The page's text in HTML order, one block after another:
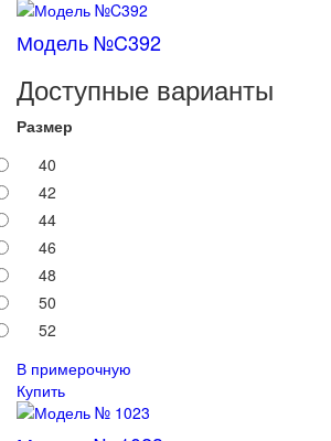
Модель №C392
Доступные варианты
Размер
40
42
44
46
48
50
52
В примерочную
Купить